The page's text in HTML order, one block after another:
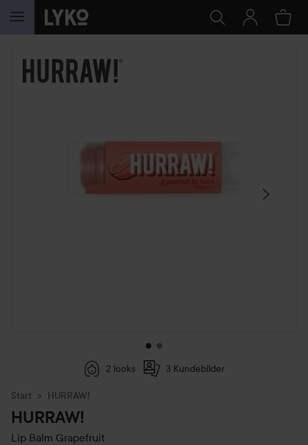
GÅ TIL INNHOLD
HOPP OVER SEKSJON
2 looks 3 Kundebilder
Start HURRAW!
HURRAW!
Lip Balm Grapefruit